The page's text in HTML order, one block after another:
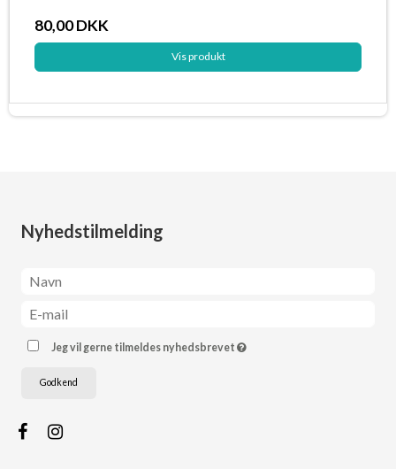
80,00 DKK
Vis produkt
Nyhedstilmelding
Jeg vil gerne tilmeldes nyhedsbrevet
Godkend